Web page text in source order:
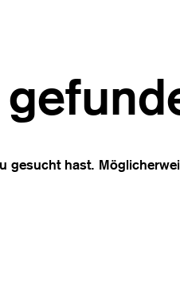
gesucht hast.